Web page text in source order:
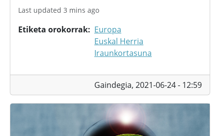
Last updated 3 mins ago
Etiketa orokorrak
Europa
Euskal Herria
Iraunkortasuna
Gaindegia, 2021-06-24 - 12:59